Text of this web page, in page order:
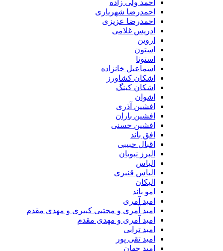
احمد ولی زاده
احمدرضا شهریاری
احمدرضا عزیزی
ادریس غلامی
اروین
استون
استونا
اسماعیل خانزاده
اشکان کشاورز
اشکان کینگ
اشوان
افشین آذری
افشین باران
افشین حسنی
افق باند
اقبال حبیبی
البرز نبویان
الیاس
الیاس قنبرى
الیکان
امو باند
امید آمری
امید آمری و مجتبی کبیری و مهدى مقدم
امید آمری و مهدی مقدم
امید ترابی
امید تقی پور
امید جهان